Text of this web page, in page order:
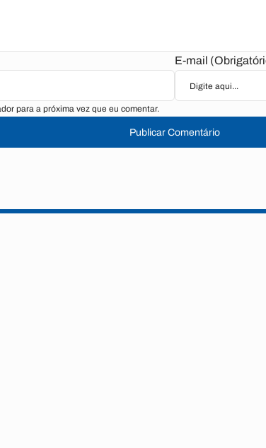
E-mail
para a próxima vez que eu comentar.
Publicar Comentário